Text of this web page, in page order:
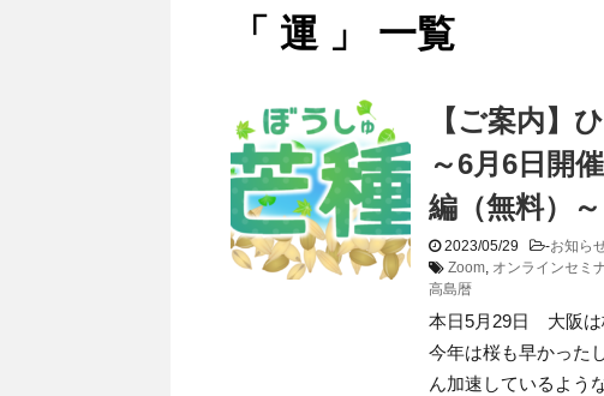
「 運 」 一覧
【ご案内】
～6月6日
編（無料）
2023/05/29 -お知ら
Zoom, オンラインセミ
高島暦
本日5月29日 大阪は
今年は桜も早かった
ん加速しているよう